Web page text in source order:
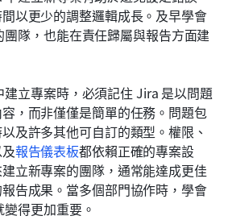
以更少的調整邏輯成長。及早學會
隊，也能在責任歸屬與報告方面建
立專案時，必須記住 Jira 是以問題
，而非僅僅是簡單的任務。問題包
及許多其他可自訂的類型。權限、
報告儀表板都依賴正確的專案設
立新專案的團隊，通常能達成更佳
告成果。當多個部門協作時，學會
得更加重要。